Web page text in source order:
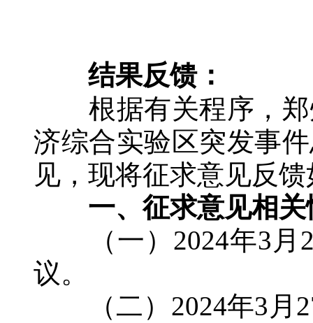
结果反馈：
根据有关程序，郑
济综合实验区突发事
见，现将征求意见反
一、征求意见相关
（一）2024年3月
议。
（二）2024年3月27